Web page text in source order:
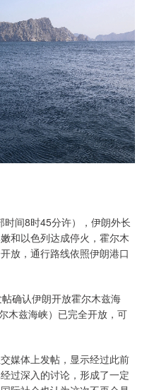
间8时45分许），伊朗外长
和以色列达成停火，霍尔木
放，通行路线依照伊朗港口
确认伊朗开放霍尔木兹海
木兹海峡）已完全开放，可
媒体上发帖，显示经过此前
过深入的讨论，形成了一定